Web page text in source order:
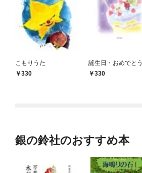
こもりうた
330
誕生日・おめでとう
330
銀の鈴社のおすすめ本